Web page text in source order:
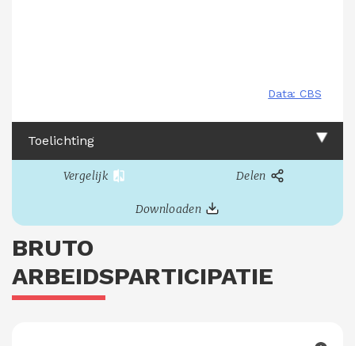
Toelichting
Vergelijk Delen
Downloaden
BRUTO
ARBEIDSPARTICIPATIE